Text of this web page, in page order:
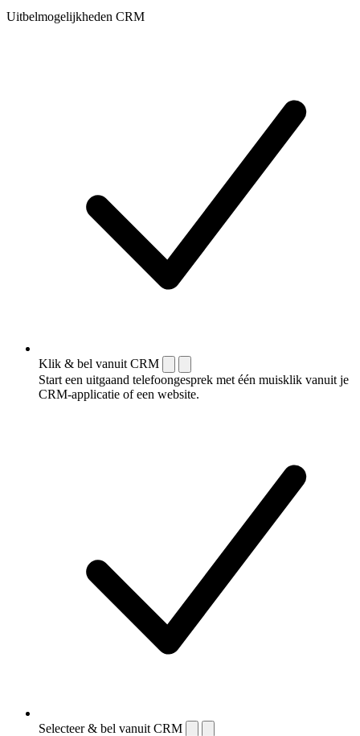
Uitbelmogelijkheden CRM
Klik & bel vanuit CRM
Start een uitgaand telefoongesprek met één muisklik vanuit je
CRM-applicatie of een website.
Selecteer & bel vanuit CRM